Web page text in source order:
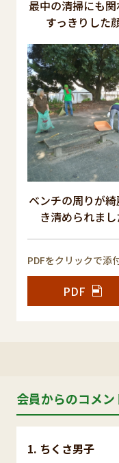
最中の清掃にも
すっきりした
ベンチの周りが
き清められまし
PDFをクリックで添
PDF
会員からのコメン
ちくさ男子